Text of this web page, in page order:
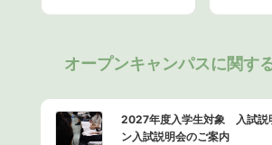
オープンキャンパスに関す
2027年度入学生対象 入試説
ン入試説明会のご案内